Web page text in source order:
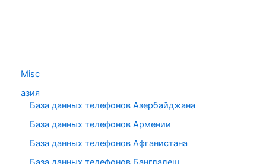
Misc
азия
База данных телефонов Азербайджана
База данных телефонов Армении
База данных телефонов Афганистана